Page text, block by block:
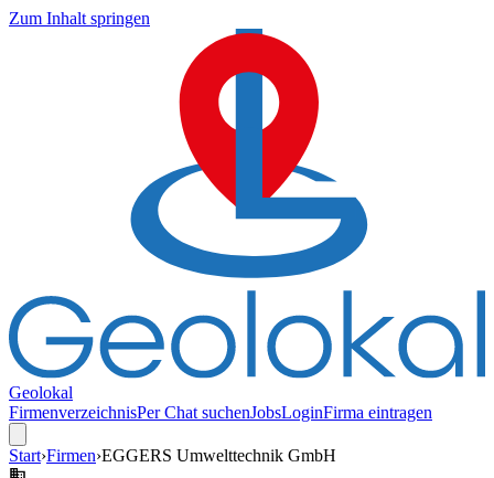
Zum Inhalt springen
Geolokal
FirmenverzeichnisPer Chat suchenJobsLoginFirma eintragen
Start›Firmen›EGGERS Umwelttechnik GmbH